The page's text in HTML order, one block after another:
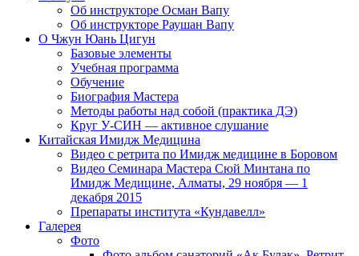
Об инструкторе Осман Вапу
Об инструкторе Раушан Вапу
О Чжун Юань Цигун
Базовые элементы
Учебная программа
Обучение
Биография Мастера
Методы работы над собой (практика ДЭ)
Круг У-СИН — активное слушание
Китайская Имидж Медицина
Видео с ретрита по Имидж медицине в Боровом
Видео Семинара Мастера Сюй Минтана по
Имидж Медицине, Алматы, 29 ноября — 1
декабря 2015
Препараты института «Кундавелл»
Галерея
Фото